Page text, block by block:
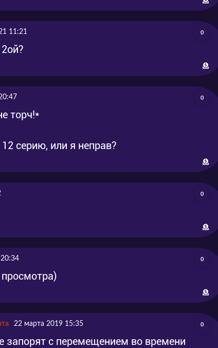
11:21 0
0
торч!*
серию, или я неправ?
0
0
просмотра)
22 марта 2019 15:35 0
запорят с перемещением во времени